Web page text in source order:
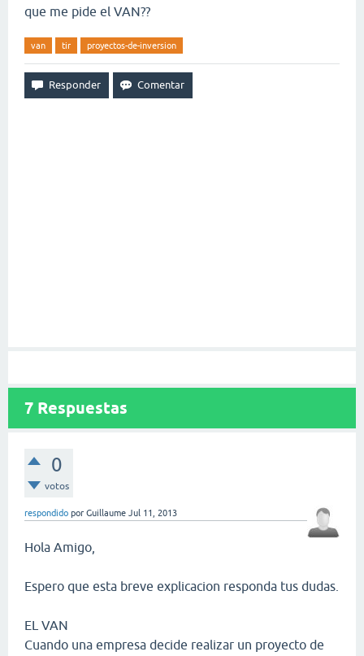
que me pide el VAN??
van tir proyectos-de-inversion
7 Respuestas
0
votos
respondido por Guillaume Jul 11, 2013
Hola Amigo,
Espero que esta breve explicacion responda tus dudas.
EL VAN
Cuando una empresa decide realizar un proyecto de